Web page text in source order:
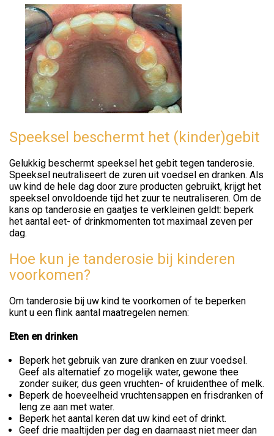
Speeksel beschermt het (kinder)gebit
Gelukkig beschermt speeksel het gebit tegen tanderosie.
Speeksel neutraliseert de zuren uit voedsel en dranken. Als
uw kind de hele dag door zure producten gebruikt, krijgt het
speeksel onvoldoende tijd het zuur te neutraliseren. Om de
kans op tanderosie en gaatjes te verkleinen geldt: beperk
het aantal eet- of drinkmomenten tot maximaal zeven per
dag.
Hoe kun je tanderosie bij kinderen
voorkomen?
Om tanderosie bij uw kind te voorkomen of te beperken
kunt u een flink aantal maatregelen nemen:
Eten en drinken
Beperk het gebruik van zure dranken en zuur voedsel.
Geef als alternatief zo mogelijk water, gewone thee
zonder suiker, dus geen vruchten- of kruidenthee of melk.
Beperk de hoeveelheid vruchtensappen en frisdranken of
leng ze aan met water.
Beperk het aantal keren dat uw kind eet of drinkt.
Geef drie maaltijden per dag en daarnaast niet meer dan